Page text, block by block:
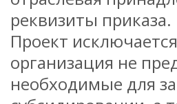
реквизиты приказа.
Проект
организация не
необходимые для